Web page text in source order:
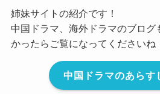
姉妹サイトの紹介です！
中国ドラマ、海外ドラマのブログ
かったらご覧になってくださいね
中国ドラマのあらす